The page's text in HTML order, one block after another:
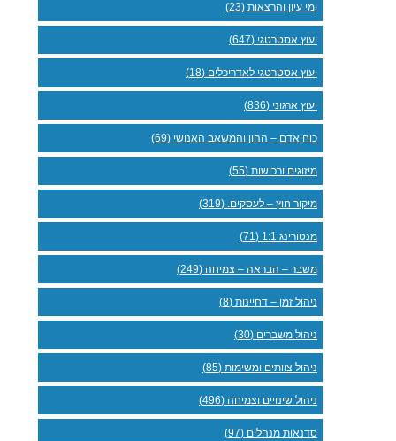
ימי עיון והרצאות (23)
יעוץ אסטרטגי (647)
יעוץ אסטרטגי לאדריכלים (18)
יעוץ ארגוני (836)
כוח אדם – ההון והמשאב האנושי (69)
מיזוגים ורכישות (55)
מיקור חוץ – לעסקים. (319)
מנטורינג 1:1 (71)
משבר – הבראה – צמיחה (249)
ניהול זמן – דחיינות (8)
ניהול משברים (30)
ניהול צוותים ומשימות (85)
ניהול שינויים וצמיחה (496)
סדנאות מנהלים (97)